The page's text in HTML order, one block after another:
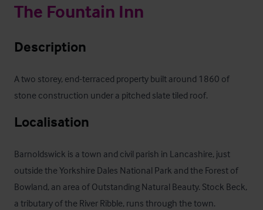
The Fountain Inn
Description
A two storey, end-terraced property built around 1860 of
stone construction under a pitched slate tiled roof.
Localisation
Barnoldswick is a town and civil parish in Lancashire, just
outside the Yorkshire Dales National Park and the Forest of
Bowland, an area of Outstanding Natural Beauty. Stock Beck,
a tributary of the River Ribble, runs through the town.